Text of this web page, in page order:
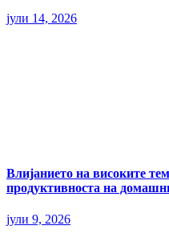
јули 14, 2026
Влијанието на високите
продуктивноста на
јули 9, 2026